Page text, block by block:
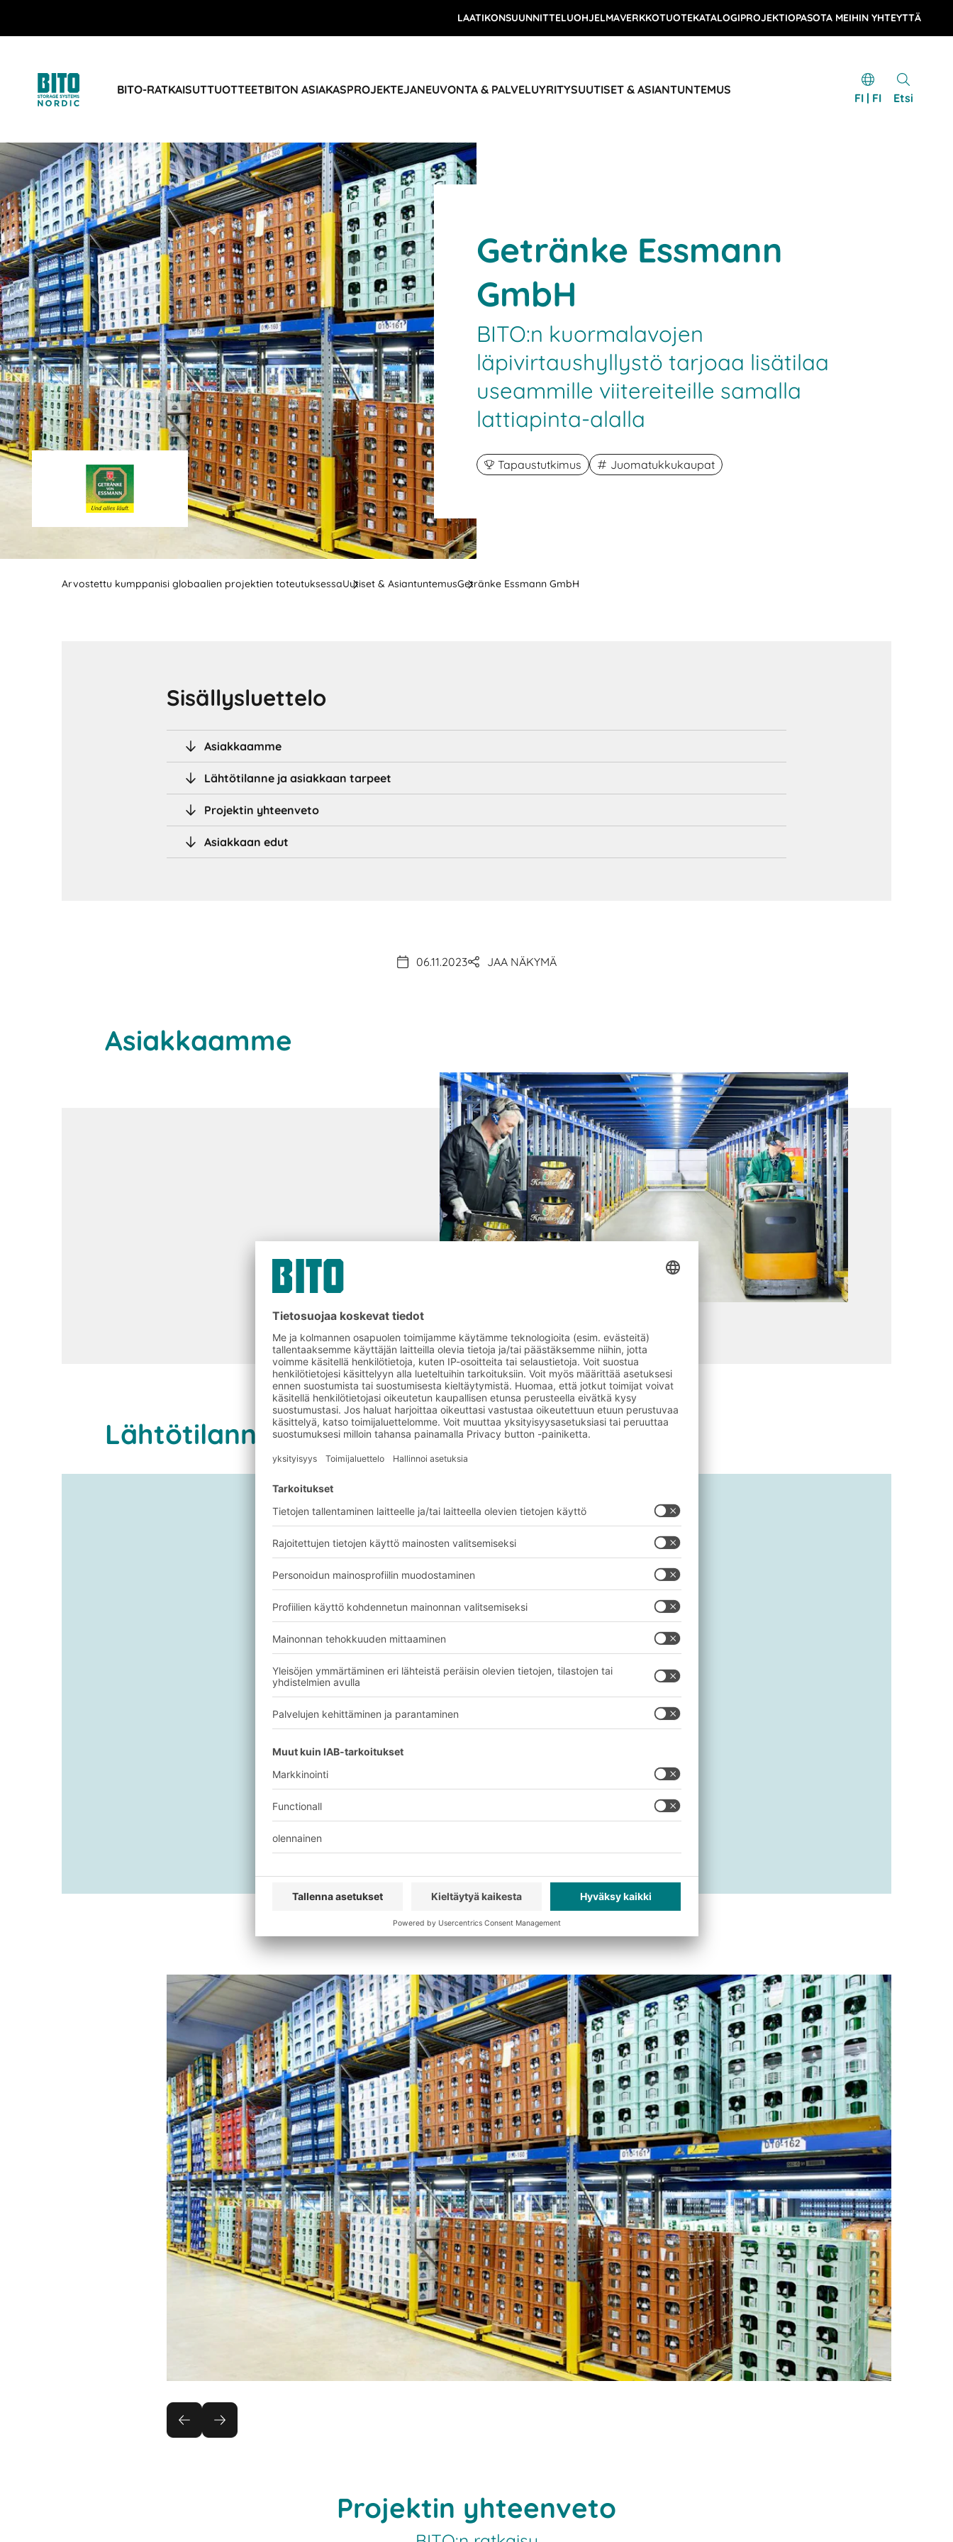
LAATIKONSUUNNITTELUOHJELMAVERKKOTUOTEKATALOGIPROJEKTIOPASOTA MEIHIN YHTEYTTÄ
BITO-RATKAISUTTUOTTEETBITON ASIAKASPROJEKTEJANEUVONTA & PALVELUYRITYSUUTISET & ASIANTUNTEMUS
FI | FI Etsi
Getränke Essmann
GmbH
BITO:n kuormalavojen
läpivirtaushyllystö tarjoaa lisätilaa
useammille viitereiteille samalla
lattiapinta-alalla
Tapaustutkimus Juomatukkukaupat
Arvostettu kumppanisi globaalien projektien toteutuksessaUutiset & AsiantuntemusGetränke Essmann GmbH
Sisällysluettelo
Asiakkaamme
Lähtötilanne ja asiakkaan tarpeet
Projektin yhteenveto
Asiakkaan edut
06.11.2023 JAA NÄKYMÄ
Asiakkaamme
Lähtötilanne ja asiakkaan tarpeet
Projektin yhteenveto